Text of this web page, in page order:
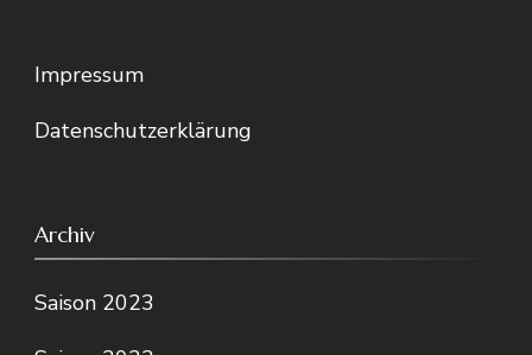
Impressum
Datenschutzerklärung
Archiv
Saison 2023